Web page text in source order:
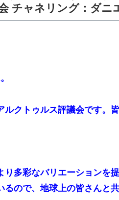
チャネリング：ダニ
ルクトゥルス評議会です。
り多彩なバリエーションを
るので、地球上の皆さんと